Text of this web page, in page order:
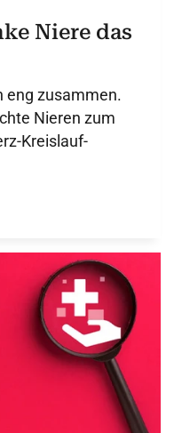
Niere das
eng zusammen.
Nieren zum
Kreislauf-